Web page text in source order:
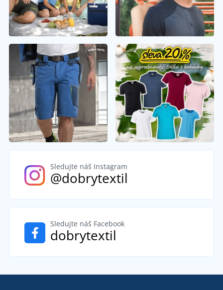
Sledujte náš Instagram
@dobrytextil
Sledujte náš Facebook
dobrytextil